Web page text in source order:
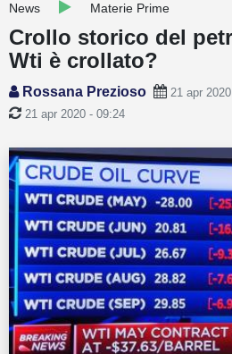
Calendario economico
Webinar
Servizi
Trading
Education
Guide
Quotazioni
Conto IG
Guru Monitor
Stagionalità
News Materie Prime
Crollo storico del
Wti è crollato?
Rossana Prezioso
21 apr
21 apr 2020 - 09:24